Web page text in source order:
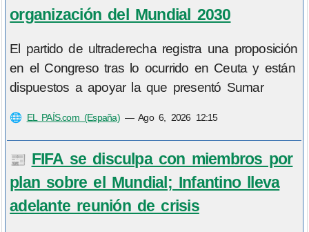
organización del Mundial 2030
El partido de ultraderecha registra una proposición
en el Congreso tras lo ocurrido en Ceuta y están
dispuestos a apoyar la que presentó Sumar
🌐 EL PAÍS.com (España)—Ago 6, 2026 12:15
📰 FIFA se disculpa con miembros por
plan sobre el Mundial; Infantino lleva
adelante reunión de crisis